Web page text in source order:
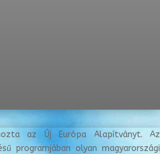
az Új Európa Alapítványt. Az
programjában olyan magyarországi